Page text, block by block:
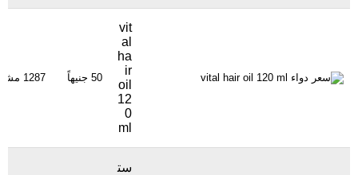
vit
al
ha
ir
oil
12
0
ml
50 جنيهاً 1287 مشاهدة
ست